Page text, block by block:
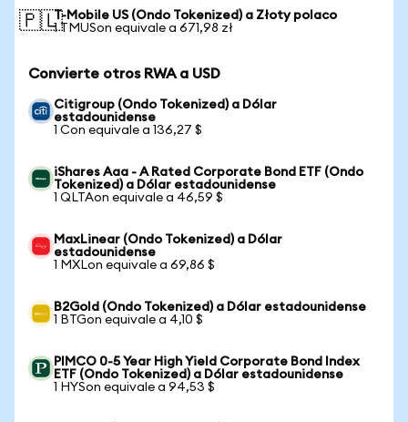
🇵🇱T-Mobile US (Ondo Tokenized) a Złoty polaco
1 TMUSon equivale a 671,98 zł
Convierte otros RWA a USD
Citigroup (Ondo Tokenized) a Dólar
estadounidense
1 Con equivale a 136,27 $
iShares Aaa - A Rated Corporate Bond ETF (Ondo
Tokenized) a Dólar estadounidense
1 QLTAon equivale a 46,59 $
MaxLinear (Ondo Tokenized) a Dólar
estadounidense
1 MXLon equivale a 69,86 $
B2Gold (Ondo Tokenized) a Dólar estadounidense
1 BTGon equivale a 4,10 $
PIMCO 0-5 Year High Yield Corporate Bond Index
ETF (Ondo Tokenized) a Dólar estadounidense
1 HYSon equivale a 94,53 $